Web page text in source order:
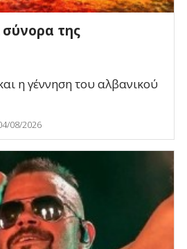
της
η γέννηση του αλβανικού
08/2026